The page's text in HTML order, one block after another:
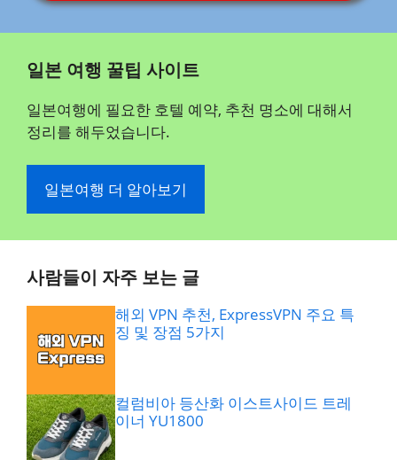
일본 여행 꿀팁 사이트
일본여행에 필요한 호텔 예약, 추천 명소에 대해서
정리를 해두었습니다.
일본여행 더 알아보기
사람들이 자주 보는 글
해외 VPN 추천, ExpressVPN 주요 특
징 및 장점 5가지
컬럼비아 등산화 이스트사이드 트레
이너 YU1800